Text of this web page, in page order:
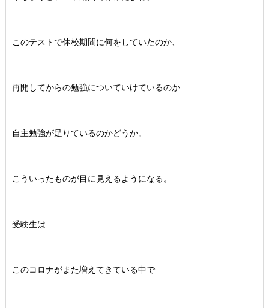
このテストで休校期間に何をしていたのか、
再開してからの勉強についていけているのか
自主勉強が足りているのかどうか。
こういったものが目に見えるようになる。
受験生は
このコロナがまた増えてきている中で